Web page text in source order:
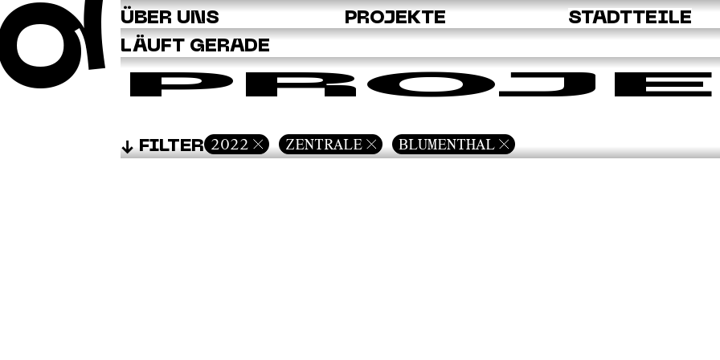
ÜBER UNS PROJEKTE
STADTTEILE
LÄUFT GERADE
FILTER 2022 ZENTRALE BLUMENTHAL